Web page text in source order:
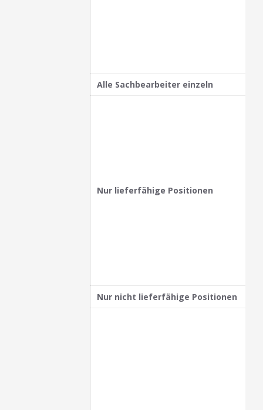
Alle Sachbearbeiter einzeln
Nur lieferfähige Positionen
Nur nicht lieferfähige Positionen